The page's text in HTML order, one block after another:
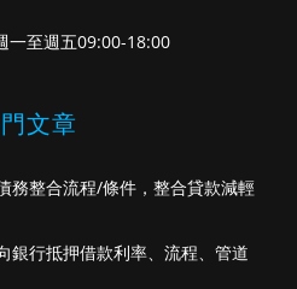
一至週五09:00-18:00
文章
務整合流程/條件，整合貸款減輕
銀行抵押借款利率、流程、管道